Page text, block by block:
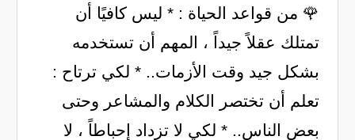
🌹 من قواعد الحياة : * ليس كافيًا أن
تمتلك عقلاً جيداً ، المهم أن تستخدمه
بشكل جيد وقت الأزمات.. * لكي ترتاح :
تعلم أن تختصر الكلام والمشاعر وحتى
بعض الناس.. * لكي لا تزداد إحباطاً ، لا